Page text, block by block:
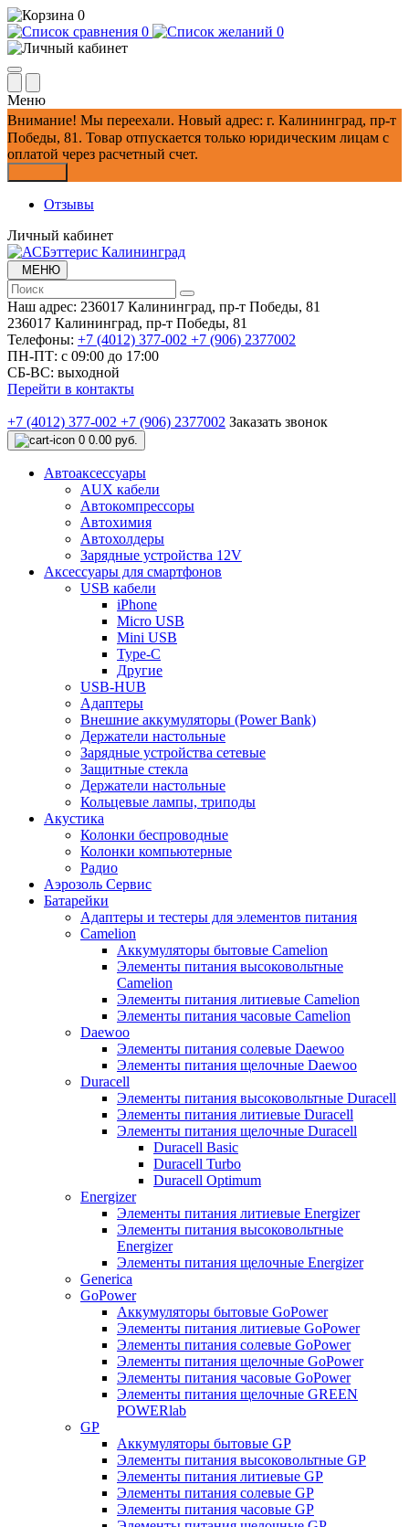
0
0
0
Меню
Внимание! Мы переехали. Новый адрес: г. Калининград, пр-т
Победы, 81. Товар отпускается только юридическим лицам с
оплатой через расчетный счет.
Отзывы
Личный кабинет
МЕНЮ
Наш адрес: 236017 Калининград,​ пр-т Победы, 81
236017 Калининград,​ пр-т Победы, 81
Телефоны: +7 (4012) 377-002 +7 (906) 2377002
ПН-ПТ: с 09:00 до 17:00
СБ-ВС: выходной
Перейти в контакты
+7 (4012) 377-002 +7 (906) 2377002 Заказать звонок
0 0.00 руб.
Автоаксессуары
AUX кабели
Автокомпрессоры
Автохимия
Автохолдеры
Зарядные устройства 12V
Аксессуары для смартфонов
USB кабели
iPhone
Micro USB
Mini USB
Type-C
Другие
USB-HUB
Адаптеры
Внешние аккумуляторы (Power Bank)
Держатели настольные
Зарядные устройства сетевые
Защитные стекла
Держатели настольные
Кольцевые лампы, триподы
Акустика
Колонки беспроводные
Колонки компьютерные
Радио
Аэрозоль Сервис
Батарейки
Aдаптеры и тестеры для элементов питания
Camelion
Аккумуляторы бытовые Camelion
Элементы питания высоковольтные
Camelion
Элементы питания литиевые Camelion
Элементы питания часовые Camelion
Daewoo
Элементы питания солевые Daewoo
Элементы питания щелочные Daewoo
Duracell
Элементы питания высоковольтные Duracell
Элементы питания литиевые Duracell
Элементы питания щелочные Duracell
Duracell Basic
Duracell Turbo
Duracell Optimum
Energizer
Элементы питания литиевые Energizer
Элементы питания высоковольтные
Energizer
Элементы питания щелочные Energizer
Generica
GoPower
Аккумуляторы бытовые GoPower
Элементы питания литиевые GoPower
Элементы питания солевые GoPower
Элементы питания щелочные GoPower
Элементы питания часовые GoPower
Элементы питания щелочные GREEN
POWERlab
GP
Аккумуляторы бытовые GP
Элементы питания высоковольтные GP
Элементы питания литиевые GP
Элементы питания солевые GP
Элементы питания часовые GP